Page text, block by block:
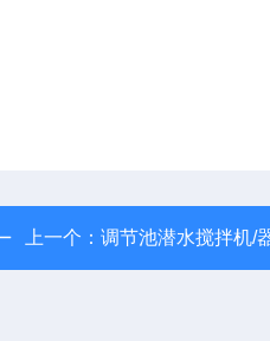
上一个： 调节池潜水搅拌机/